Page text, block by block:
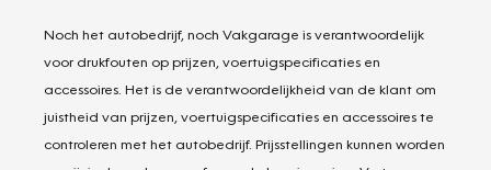
Noch het autobedrijf, noch Vakgarage is verantwoordelijk
voor drukfouten op prijzen, voertuigspecificaties en
accessoires. Het is de verantwoordelijkheid van de klant om
juistheid van prijzen, voertuigspecificaties en accessoires te
controleren met het autobedrijf. Prijsstellingen kunnen worden